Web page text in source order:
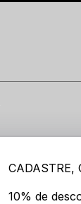
de desconto
CADASTRE,
10% de